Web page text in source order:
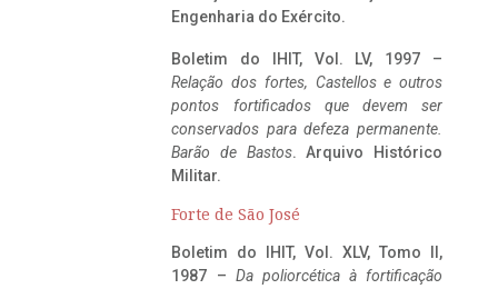
Engenharia do Exército.
Boletim do IHIT, Vol. LV, 1997 –
Relação dos fortes, Castellos e outros
pontos fortificados que devem ser
conservados para defeza permanente.
Barão de Bastos. Arquivo Histórico
Militar.
Forte de São José
Boletim do IHIT, Vol. XLV, Tomo II,
1987 – Da poliorcética à fortificação